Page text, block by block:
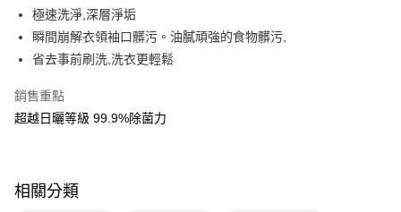
AFTEE先享後付
相關說明
【關於「AFTEE先享後付」】
AFTEE先享後付是「在收到商品之後才付款」的支付方式。 讓您購物簡單
１．簡單：不需註冊會員、不需綁卡、不需儲值。
２．便利：只要手機號碼，簡訊認證，即可結帳。
１．於結帳方式選擇「AFTEE先享後付」後，將跳轉至「AFTEE先享後付」
結帳頁面，進行簡訊認證並確認金額後，即可完成結帳。
即享券
運送方式
付款後全家取貨
極速洗淨,深層淨垢
瞬間崩解衣領袖口髒污。油膩頑強的食物髒污,
省去事前刷洗,洗衣更輕鬆
銷售重點
超越日曬等級 99.9%除菌力
相關分類